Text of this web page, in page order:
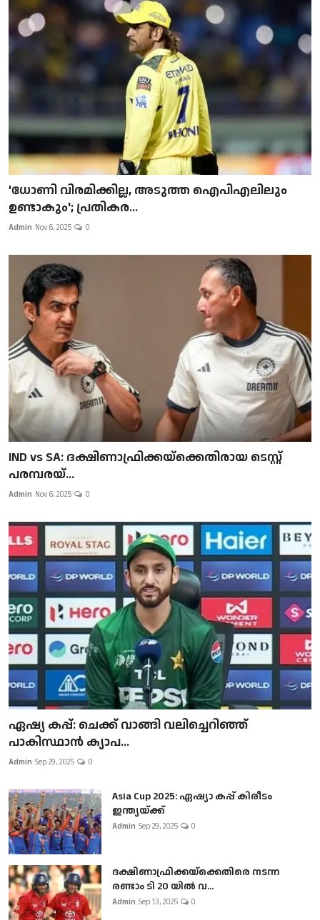
'ധോണി വിരമിക്കില്ല, അടുത്ത ഐപിഎലിലും
ഉണ്ടാകും'; പ്രതികര...
Admin Nov 6, 2025 0
IND vs SA: ദക്ഷിണാഫ്രിക്കയ്‌ക്കെതിരായ ടെസ്റ്റ്
പരമ്പരയ്...
Admin Nov 6, 2025 0
ഏഷ്യ കപ്പ്: ചെക്ക് വാങ്ങി വലിച്ചെറിഞ്ഞ്
പാകിസ്ഥാൻ ക്യാപ...
Admin Sep 29, 2025 0
Asia Cup 2025: ഏഷ്യാ കപ്പ് കിരീടം
ഇന്ത്യയ്ക്ക്
Admin Sep 29, 2025 0
ദക്ഷിണാഫ്രിക്കയ്‌ക്കെതിരെ നടന്ന
രണ്ടാം ടി 20 യിൽ വ...
Admin Sep 13, 2025 0